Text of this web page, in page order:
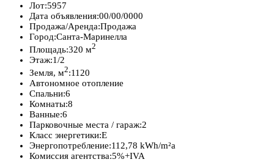
Лот:5957
Дата объявления:00/00/0000
Продажа/Аренда:Продажа
Город:Санта-Маринелла
Площадь:320 м2
Этаж:1/2
Земля, м2:1120
Автономное отопление
Спальни:6
Комнаты:8
Ванные:6
Парковочные места / гараж:2
Класс энергетики:E
Энергопотребление:112,78 kWh/m²a
Комиссия агентства:5%+IVA